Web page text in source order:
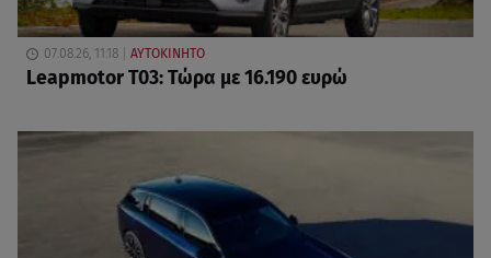
07.08.26, 11:18 ΑΥΤΟΚΙΝΗΤΟ
Leapmotor T03: Τώρα με 16.190 ευρώ